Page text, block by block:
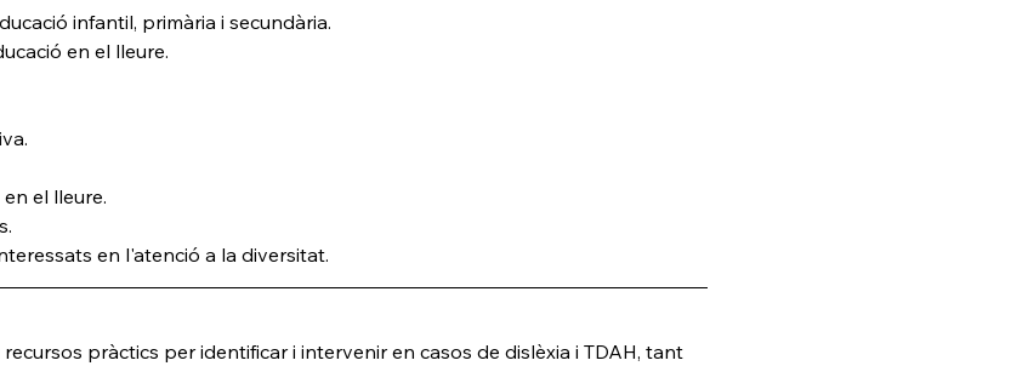
infantil, primària i secundària.
en el lleure.
el lleure.
en l'atenció a la diversitat.
pràctics per identificar i intervenir en casos de dislèxia i TDAH, tant